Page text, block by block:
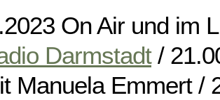
On Air und im
Darmstadt/
Manuela Emmert /